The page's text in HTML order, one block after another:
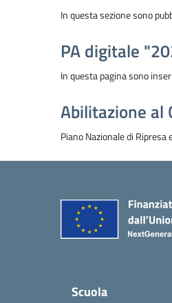
In questa sezione sono
PA digitale
In questa pagina sono
Abilitazione al
Piano Nazionale di
Scuola